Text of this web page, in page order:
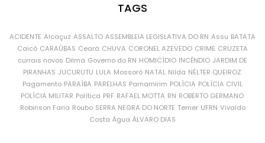
TAGS
ACIDENTE Alcaçuz ASSALTO ASSEMBLEIA LEGISLATIVA DO RN Assu BATATA
Caicó CARAÚBAS Ceará CHUVA CORONEL AZEVEDO CRIME CRUZETA
currais novos Dilma Governo do RN HOMICÍDIO INCÊNDIO JARDIM DE
PIRANHAS JUCURUTU LULA Mossoró NATAL Nilda NÉLTER QUEIROZ
Pagamento PARAÍBA PARELHAS Parnamirim POLÍCIA POLÍCIA CIVIL
POLÍCIA MILITAR Política PRF RAFAEL MOTTA RN ROBERTO GERMANO
Robinson Faria Roubo SERRA NEGRA DO NORTE Temer UFRN Vivaldo
Costa Água ÁLVARO DIAS